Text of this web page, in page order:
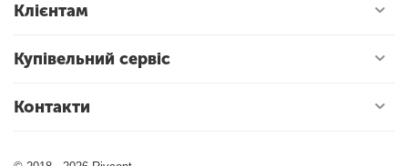
Клієнтам
Купівельний сервіс
Контакти